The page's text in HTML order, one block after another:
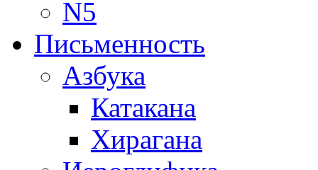
N5
Письменность
Азбука
Катакана
Хирагана